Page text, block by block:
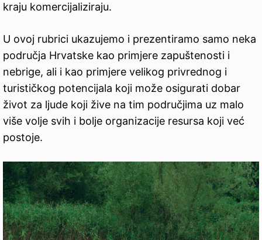
kraju komercijaliziraju.
U ovoj rubrici ukazujemo i prezentiramo samo neka
područja Hrvatske kao primjere zapuštenosti i
nebrige, ali i kao primjere velikog privrednog i
turističkog potencijala koji može osigurati dobar
život za ljude koji žive na tim područjima uz malo
više volje svih i bolje organizacije resursa koji već
postoje.